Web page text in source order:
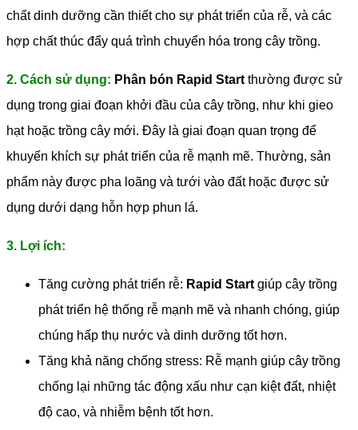
chất dinh dưỡng cần thiết cho sự phát triển của rễ, và các
hợp chất thúc đẩy quá trình chuyển hóa trong cây trồng.
2. Cách sử dụng: Phân bón Rapid Start thường được sử
dụng trong giai đoạn khởi đầu của cây trồng, như khi gieo
hạt hoặc trồng cây mới. Đây là giai đoạn quan trọng để
khuyến khích sự phát triển của rễ mạnh mẽ. Thường, sản
phẩm này được pha loãng và tưới vào đất hoặc được sử
dụng dưới dạng hỗn hợp phun lá.
3. Lợi ích:
Tăng cường phát triển rễ: Rapid Start giúp cây trồng
phát triển hệ thống rễ mạnh mẽ và nhanh chóng, giúp
chúng hấp thụ nước và dinh dưỡng tốt hơn.
Tăng khả năng chống stress: Rễ mạnh giúp cây trồng
chống lại những tác động xấu như cạn kiệt đất, nhiệt
độ cao, và nhiễm bệnh tốt hơn.